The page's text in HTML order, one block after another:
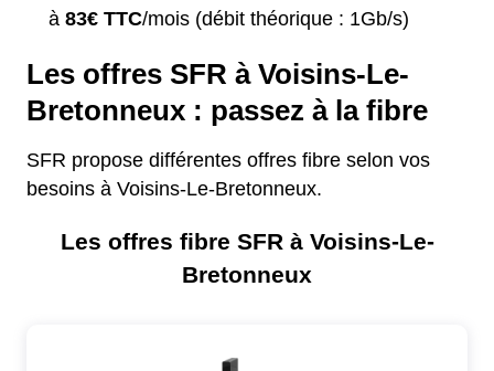
à 83€ TTC/mois (débit théorique : 1Gb/s)
Les offres SFR à Voisins-Le-
Bretonneux : passez à la fibre
SFR propose différentes offres fibre selon vos
besoins à Voisins-Le-Bretonneux.